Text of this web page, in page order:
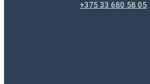
+375 33 680 58 05